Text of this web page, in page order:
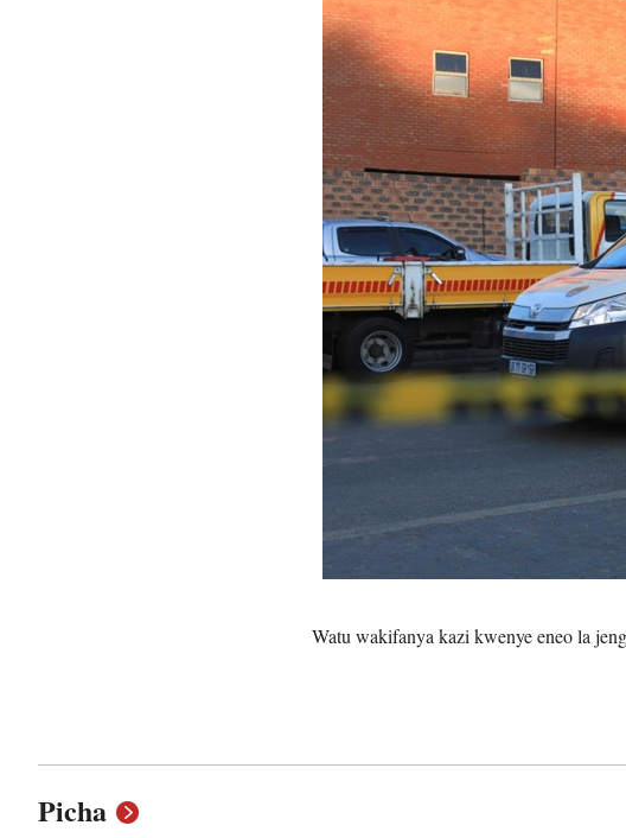
Watu wakifanya kazi kwenye eneo la
Picha